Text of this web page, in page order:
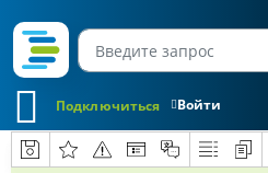
Войти
Подключиться